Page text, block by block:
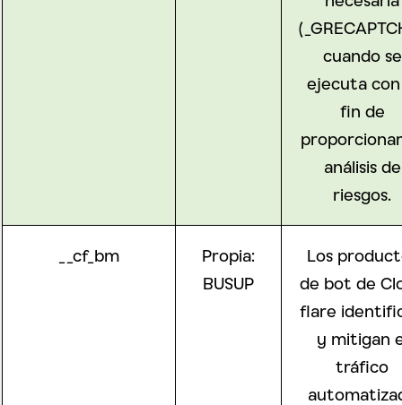
cuando se
ejecuta
fin de
análisis de
riesgos.
__cf_bm
Propia:
BUSUP
Los
de bot de
flare
y mitigan
tráfico